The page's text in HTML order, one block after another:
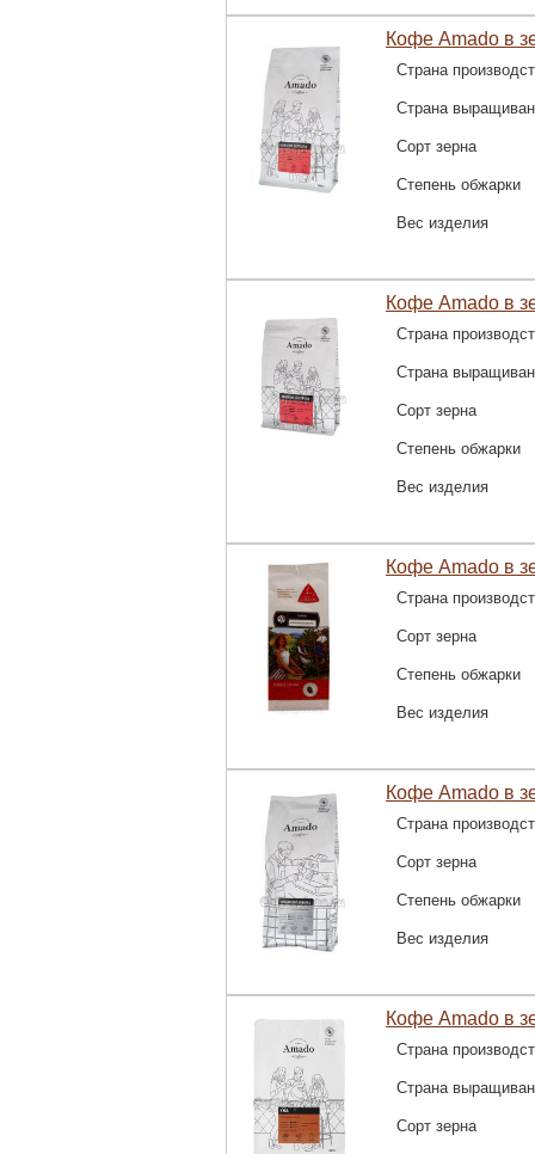
Кофе Amado в
Страна
Страна
Сорт зерна
Степень обжарки
Вес изделия
Кофе Amado в
Страна
Страна
Сорт зерна
Степень обжарки
Вес изделия
Кофе Amado в
Страна
Сорт зерна
Степень обжарки
Вес изделия
Кофе Amado в
Страна
Сорт зерна
Степень обжарки
Вес изделия
Кофе Amado в
Страна
Страна
Сорт зерна